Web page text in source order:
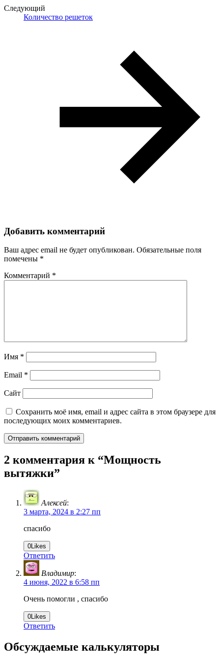
Следующий
Количество решеток
Добавить комментарий
Ваш адрес email не будет опубликован. Обязательные поля
помечены *
Комментарий *
Имя *
Email *
Сайт
Сохранить моё имя, email и адрес сайта в этом браузере для
последующих моих комментариев.
2 комментария к “Мощность
вытяжки”
Алексей:
3 марта, 2024 в 2:27 пп
спасибо
0Likes
Ответить
Владимир:
4 июня, 2022 в 6:58 пп
Очень помогли , спасибо
0Likes
Ответить
Обсуждаемые калькуляторы